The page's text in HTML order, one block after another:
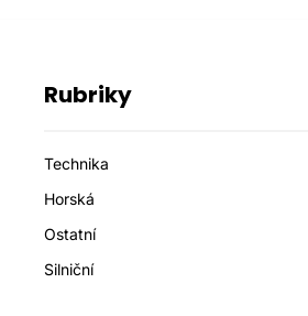
Rubriky
Technika
Horská
Ostatní
Silniční